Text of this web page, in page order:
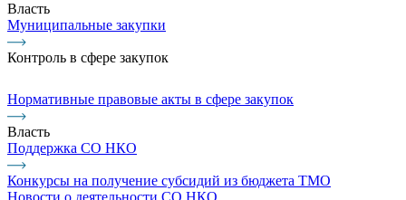
Власть
Муниципальные закупки
Контроль в сфере закупок
Нормативные правовые акты в сфере закупок
Власть
Поддержка СО НКО
Конкурсы на получение субсидий из бюджета ТМО
Новости о деятельности СО НКО